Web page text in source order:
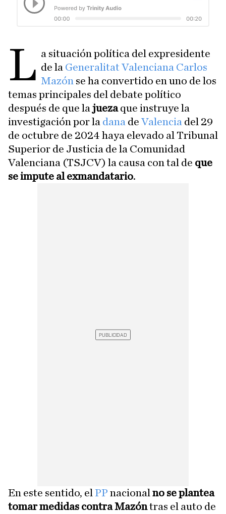
L a situación política del expresidente
de la Generalitat Valenciana Carlos
Mazón se ha convertido en uno de los
temas principales del debate político
después de que la juezaque instruye la
investigación por la dana deValencia del 29
de octubre de 2024 haya elevado al Tribunal
Superior de Justicia de la Comunidad
Valenciana (TSJCV) la causa con tal de que
se impute al exmandatario.
En este sentido, el PP nacional no se plantea
tomar medidas contra Mazóntras el auto de